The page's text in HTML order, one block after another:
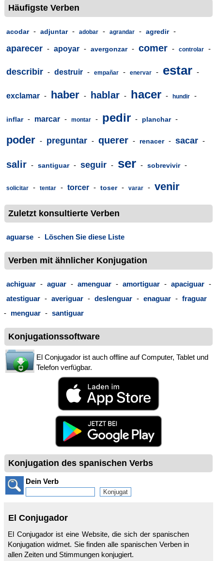
Häufigste Verben
acodar - adjuntar - adobar - agrandar - agredir -
aparecer - apoyar - avergonzar - comer - controlar -
describir - destruir - empañar - enervar - estar -
exclamar - haber - hablar - hacer - hundir -
inflar - marcar - montar - pedir - planchar -
poder - preguntar - querer - renacer - sacar -
salir - santiguar - seguir - ser - sobrevivir -
solicitar - tentar - torcer - toser - varar - venir
Zuletzt konsultierte Verben
aguarse - Löschen Sie diese Liste
Verben mit ähnlicher Konjugation
achiguar - aguar - amenguar - amortiguar - apaciguar -
atestiguar - averiguar - deslenguar - enaguar - fraguar
- menguar - santiguar
Konjugationssoftware
El Conjugador ist auch offline auf Computer, Tablet und
Telefon verfügbar.
Konjugation des spanischen Verbs
Dein Verb
El Conjugador
El Conjugador ist eine Website, die sich der spanischen
Konjugation widmet. Sie finden alle spanischen Verben in
allen Zeiten und Stimmungen konjugiert.